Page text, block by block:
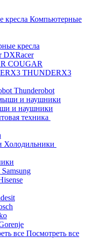
Компьютерные
кресла
DXRacer
COUGAR
THUNDERX3
Thunderobot
и наушники
техника
Холодильники
Samsung
Посмотреть все